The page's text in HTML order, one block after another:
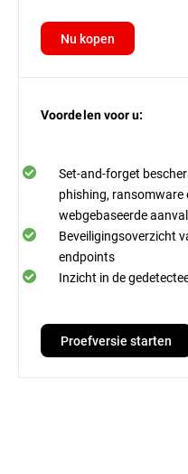
Nu kopen
Voordelen voor u:
Set-and-forget
phishing, ransomware
webgebaseerde
Beveiligingsoverzicht
endpoints
Inzicht in de
Proefversie starten